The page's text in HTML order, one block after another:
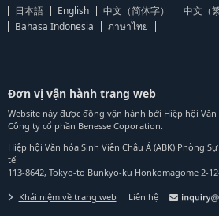
日本語 English 中文（简体字） 中文（
Bahasa Indonesia
ภาษาไทย
Đơn vị vận hành trang web
Website này được đồng vận hành bởi Hiệp hội Văn
Công ty cổ phần Benesse Coporation.
Hiệp hội Văn hóa Sinh Viên Châu Á (ABK) Phòng
tế
113-8642, Tokyo-to Bunkyo-ku Honkomagome 2-
Khái niệm về trang web Liên hệ